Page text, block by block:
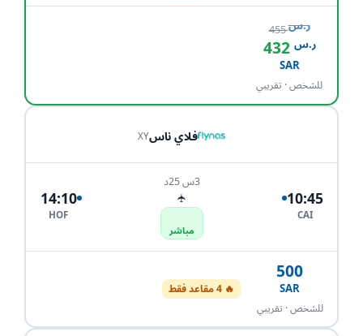
ر.س455
ر.س 432
SAR
للشخص · تقريبي
فلاي ناسXY
10:45
CAI
3س 25د
✈
مباشر
14:10
HOF
500
SAR
للشخص · تقريبي
🔥 4 مقاعد فقط